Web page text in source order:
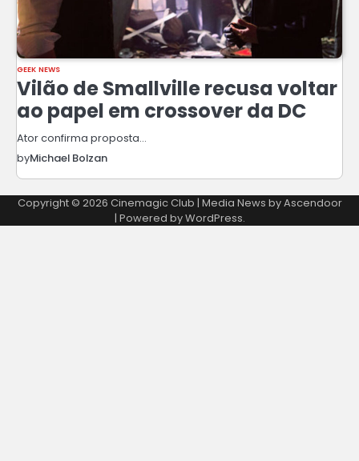
GEEK NEWS
Vilão de Smallville recusa voltar
ao papel em crossover da DC
Ator confirma proposta…
byMichael Bolzan
Copyright © 2026 Cinemagic Club | Media News byAscendoor
| Powered byWordPress.